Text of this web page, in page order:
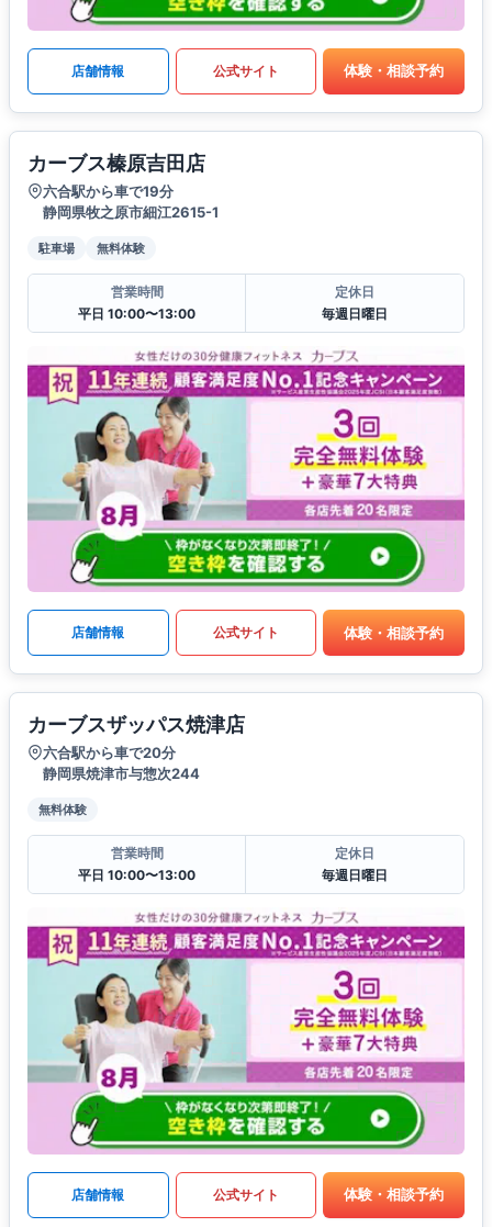
店舗情報 公式サイト 体験・相談予約
カーブス榛原吉田店
六合駅から車で19分
静岡県牧之原市細江2615-1
駐車場 無料体験
営業時間
平日 10:00〜13:00
定休日
毎週日曜日
店舗情報 公式サイト 体験・相談予約
カーブスザッパス焼津店
六合駅から車で20分
静岡県焼津市与惣次244
無料体験
営業時間
平日 10:00〜13:00
定休日
毎週日曜日
店舗情報 公式サイト 体験・相談予約